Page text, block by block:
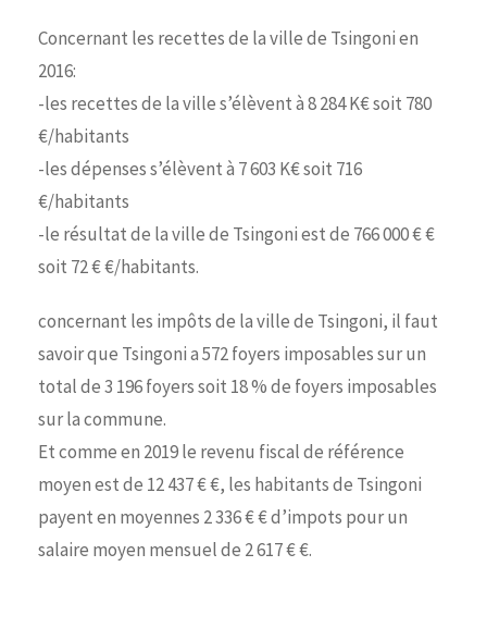
Concernant les recettes de la ville de Tsingoni en
2016:
-les recettes de la ville s’élèvent à 8 284 K€ soit 780
€/habitants
-les dépenses s’élèvent à 7 603 K€ soit 716
€/habitants
-le résultat de la ville de Tsingoni est de 766 000 € €
soit 72 € €/habitants.
concernant les impôts de la ville de Tsingoni, il faut
savoir que Tsingoni a 572 foyers imposables sur un
total de 3 196 foyers soit 18 % de foyers imposables
sur la commune.
Et comme en 2019 le revenu fiscal de référence
moyen est de 12 437 € €, les habitants de Tsingoni
payent en moyennes 2 336 € € d’impots pour un
salaire moyen mensuel de 2 617 € €.